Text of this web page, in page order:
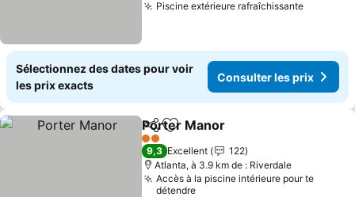
Piscine extérieure rafraîchissante
Sélectionnez des dates pour voir
les prix exacts
Consulter les prix
PartagerAjouter à mes favoris
Porter Manor
2 Étoiles
9,3 Excellent
122
Atlanta, à 3.9 km de : Riverdale
Accès à la piscine intérieure pour te
détendre